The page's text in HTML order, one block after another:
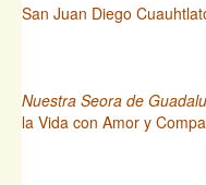
San Juan Diego
Nuestra Seora de
la Vida con Amor y